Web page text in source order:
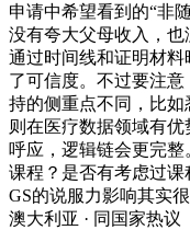
申请中希望看到的“非
没有夸大父母收入，也
通过时间线和证明材
了可信度。不过要注
持的侧重点不同，比
则在医疗数据领域有
呼应，逻辑链会更完
课程？是否有考虑过
GS的说服力影响其实很
澳大利亚 · 同国家热议